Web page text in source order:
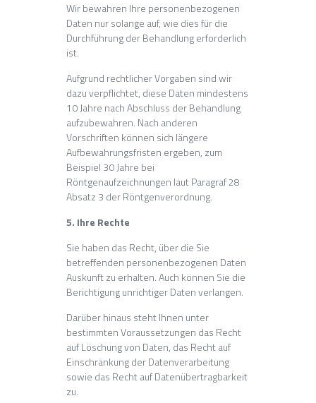
Wir bewahren Ihre personenbezogenen
Daten nur solange auf, wie dies für die
Durchführung der Behandlung erforderlich
ist.
Aufgrund rechtlicher Vorgaben sind wir
dazu verpflichtet, diese Daten mindestens
10 Jahre nach Abschluss der Behandlung
aufzubewahren. Nach anderen
Vorschriften können sich längere
Aufbewahrungsfristen ergeben, zum
Beispiel 30 Jahre bei
Röntgenaufzeichnungen laut Paragraf 28
Absatz 3 der Röntgenverordnung.
5. Ihre Rechte
Sie haben das Recht, über die Sie
betreffenden personenbezogenen Daten
Auskunft zu erhalten. Auch können Sie die
Berichtigung unrichtiger Daten verlangen.
Darüber hinaus steht Ihnen unter
bestimmten Voraussetzungen das Recht
auf Löschung von Daten, das Recht auf
Einschränkung der Datenverarbeitung
sowie das Recht auf Datenübertragbarkeit
zu.